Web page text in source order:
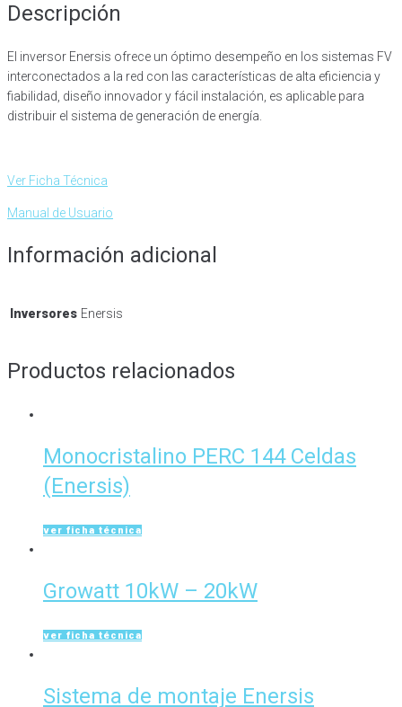
Descripción
El inversor Enersis ofrece un óptimo desempeño en los sistemas FV
interconectados a la red con las características de alta eficiencia y
fiabilidad, diseño innovador y fácil instalación, es aplicable para
distribuir el sistema de generación de energía.
Ver Ficha Técnica
Manual de Usuario
Información adicional
Inversores Enersis
Productos relacionados
Monocristalino PERC 144 Celdas
(Enersis)
ver ficha técnica
Growatt 10kW – 20kW
ver ficha técnica
Sistema de montaje Enersis